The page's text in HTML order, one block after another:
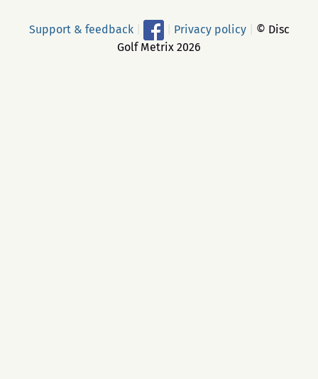
Support & feedback Privacy policy
© Disc
Golf Metrix 2026